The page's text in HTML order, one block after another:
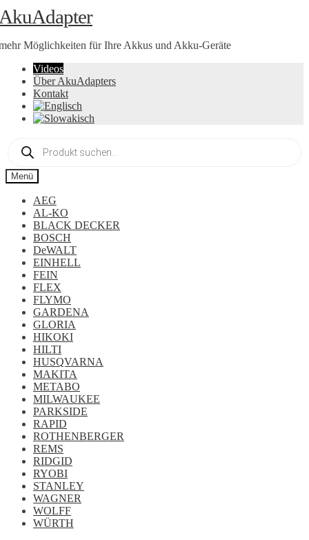
Zur
Navigation
Zum
Inhalt
Möglichkeiten für Ihre Akkus und Akku-Geräte
Videos
Über AkuAdapters
Kontakt
search
Menü
AEG
AL-KO
BLACK DECKER
BOSCH
DeWALT
EINHELL
FEIN
FLEX
FLYMO
GARDENA
GLORIA
HIKOKI
HILTI
HUSQVARNA
MAKITA
METABO
MILWAUKEE
PARKSIDE
RAPID
ROTHENBERGER
REMS
RIDGID
RYOBI
STANLEY
WAGNER
WOLFF
WÜRTH